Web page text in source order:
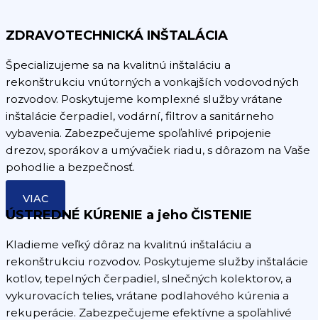
ZDRAVOTECHNICKÁ INŠTALÁCIA
Špecializujeme sa na kvalitnú inštaláciu a
rekonštrukciu vnútorných a vonkajších vodovodných
rozvodov. Poskytujeme komplexné služby vrátane
inštalácie čerpadiel, vodární, filtrov a sanitárneho
vybavenia. Zabezpečujeme spoľahlivé pripojenie
drezov, sporákov a umývačiek riadu, s dôrazom na Vaše
pohodlie a bezpečnosť.
VIAC
ÚSTREDNÉ KÚRENIE a jeho ČISTENIE
Kladieme veľký dôraz na kvalitnú inštaláciu a
rekonštrukciu rozvodov. Poskytujeme služby inštalácie
kotlov, tepelných čerpadiel, slnečných kolektorov, a
vykurovacích telies, vrátane podlahového kúrenia a
rekuperácie. Zabezpečujeme efektívne a spoľahlivé